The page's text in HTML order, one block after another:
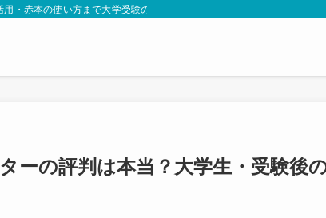
・赤本の使い方まで大学受験の情報を現場目線で発信します。
ーの評判は本当？大学生・受験後